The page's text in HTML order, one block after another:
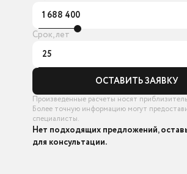
1 688 400
Срок, лет
25
ОСТАВИТЬ ЗАЯВКУ
Произведенные расчеты носят
Более точную информацию могут
специалисты.
Нет подходящих предложений,
для консультации.